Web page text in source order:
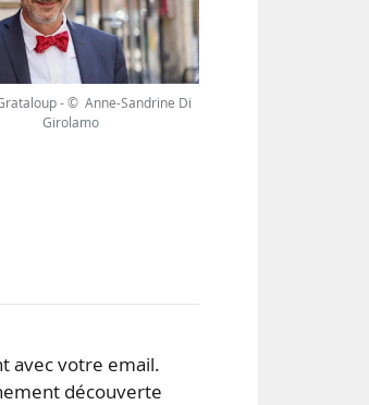
- © Anne-Sandrine Di
Girolamo
avec votre email.
découverte